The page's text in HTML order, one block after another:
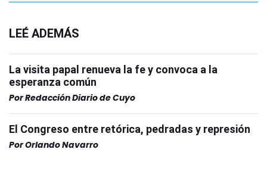
LEÉ ADEMÁS
La visita papal renueva la fe y convoca a la
esperanza común
PorRedacción Diario de Cuyo
El Congreso entre retórica, pedradas y represión
PorOrlando Navarro